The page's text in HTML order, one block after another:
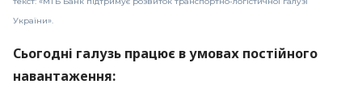
України».
Сьогодні галузь працює в умовах постійного
навантаження: